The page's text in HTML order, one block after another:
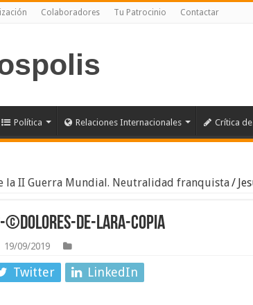
Colaboradores Tu Patrocinio Contactar
Política Relaciones Internacionales Crítica
la II Guerra Mundial. Neutralidad franquista/
©Dolores-de-Lara-copia
19/09/2019
Twitter LinkedIn